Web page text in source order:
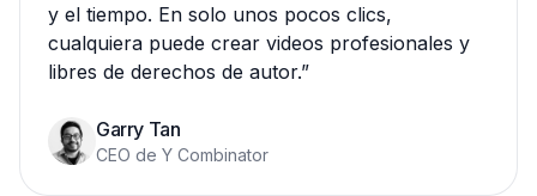
y el tiempo. En solo unos pocos clics,
cualquiera puede crear videos profesionales y
libres de derechos de autor.”
Garry Tan
CEO de Y Combinator